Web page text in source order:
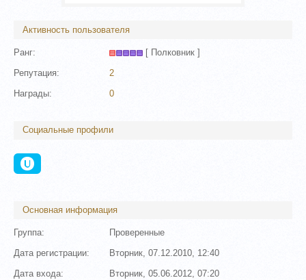
Активность пользователя
Ранг: [ Полковник ]
Репутация: 2
Награды: 0
Социальные профили
Основная информация
Группа: Проверенные
Дата регистрации: Вторник, 07.12.2010, 12:40
Дата входа: Вторник, 05.06.2012, 07:20